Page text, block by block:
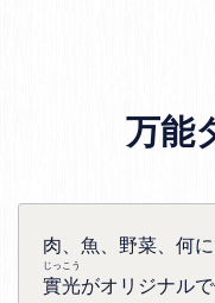
万能
肉、魚、野菜、何
實光
じっこう
がオリジナル